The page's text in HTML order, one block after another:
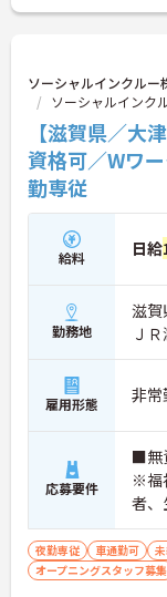
い！
ソーシャルインクル
ソーシャルインク
【滋賀県／大
資格可／Wワ
勤専従
給料 日給
勤務地
滋賀
Ｊ
雇用形態 非常
応募要件
■無
※福
者、
員、
夜勤専従 車通勤可
オープニングスタッフ募集